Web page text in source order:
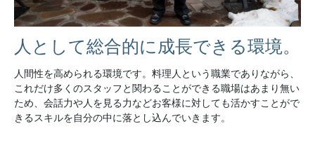
人として総合的に成長できる環境。
人間性を高められる環境です。料理人という職業でありながら、
これだけ多くのスタッフと関わることができる職場はあまり無い
ため、会話力や人を見る力などお客様に対しても活かすことがで
きるスキルを自分の中に落とし込んでいきます。